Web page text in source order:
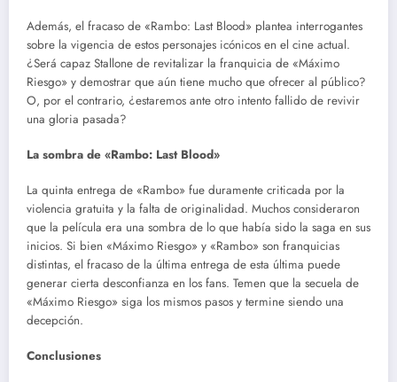
Además, el fracaso de «Rambo: Last Blood» plantea interrogantes
sobre la vigencia de estos personajes icónicos en el cine actual.
¿Será capaz Stallone de revitalizar la franquicia de «Máximo
Riesgo» y demostrar que aún tiene mucho que ofrecer al público?
O, por el contrario, ¿estaremos ante otro intento fallido de revivir
una gloria pasada?
La sombra de «Rambo: Last Blood»
La quinta entrega de «Rambo» fue duramente criticada por la
violencia gratuita y la falta de originalidad. Muchos consideraron
que la película era una sombra de lo que había sido la saga en sus
inicios. Si bien «Máximo Riesgo» y «Rambo» son franquicias
distintas, el fracaso de la última entrega de esta última puede
generar cierta desconfianza en los fans. Temen que la secuela de
«Máximo Riesgo» siga los mismos pasos y termine siendo una
decepción.
Conclusiones